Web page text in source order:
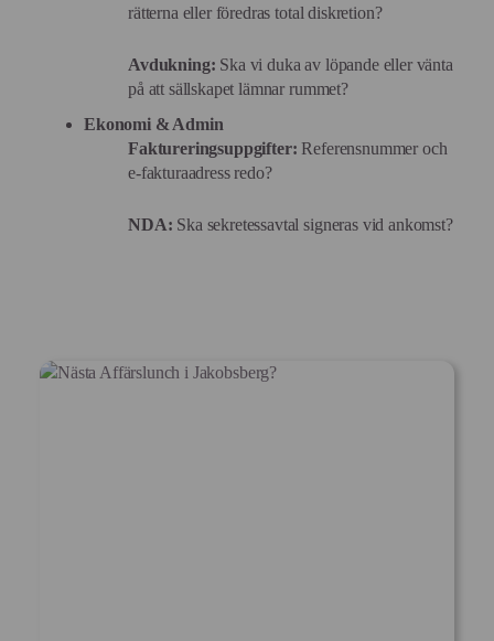
rätterna eller föredras total diskretion?
Avdukning: Ska vi duka av löpande eller vänta
på att sällskapet lämnar rummet?
Ekonomi & Admin
Faktureringsuppgifter:Referensnummer och
e-fakturaadress redo?
NDA: Ska sekretessavtal signeras vid ankomst?